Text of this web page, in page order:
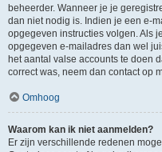
beheerder. Wanneer je je
dan niet nodig is. Indien je een e-
opgegeven instructies volgen. Als
opgegeven e-mailadres dan wel
het aantal valse accounts te doen
correct was, neem dan contact op
Omhoog
Waarom kan ik niet aanmelden?
Er zijn verschillende redenen